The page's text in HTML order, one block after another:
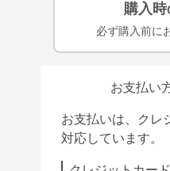
購入
必ず購入前に
お支払い
お支払いは、クレ
対応しています。